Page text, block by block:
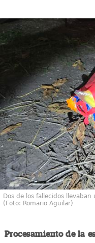
Dos de los fallecidos
(Foto: Romario Aguilar)
Procesamiento de la